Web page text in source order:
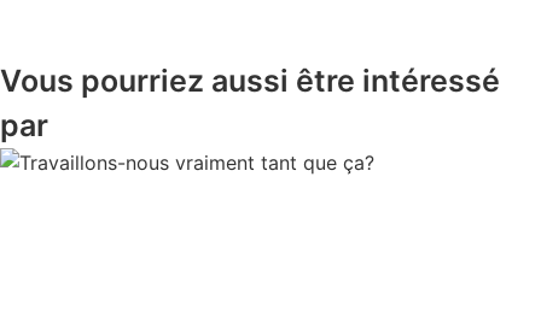
Vous pourriez aussi être intéressé
par